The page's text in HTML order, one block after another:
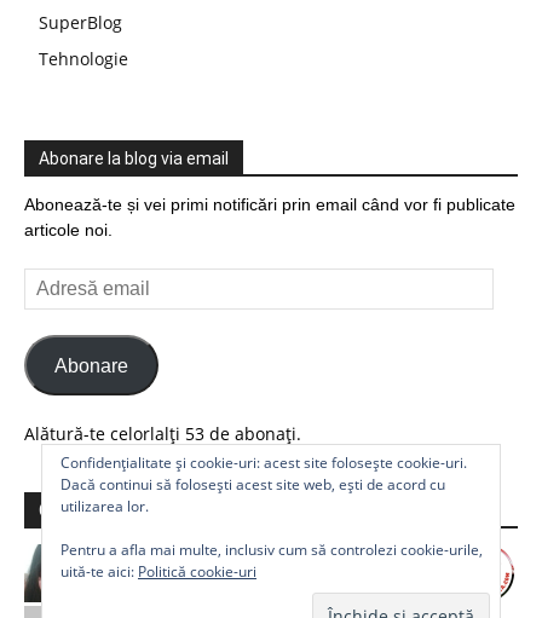
SuperBlog
Tehnologie
Abonare la blog via email
Abonează-te și vei primi notificări prin email când vor fi publicate
articole noi.
Adresă
email
Abonare
Alătură-te celorlalți 53 de abonați.
Comunitate
Confidențialitate și cookie-uri: acest site folosește cookie-uri.
Dacă continui să folosești acest site web, ești de acord cu
utilizarea lor.
Pentru a afla mai multe, inclusiv cum să controlezi cookie-urile,
uită-te aici: Politică cookie-uri